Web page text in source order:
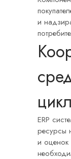
и
ERP
ресурсы
и оценок